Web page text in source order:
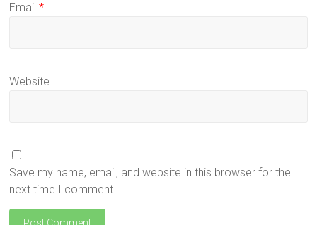
Email*
Website
Save my name, email, and website in this browser for the
next time I comment.